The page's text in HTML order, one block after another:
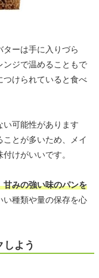
ーは手に入りづら
ンジで温めることもで
つけられていると食べ
い可能性があります
ことが多いため、メイ
けがいいです。
甘みの強い味のパンを
い種類や量の保存を心
しよう